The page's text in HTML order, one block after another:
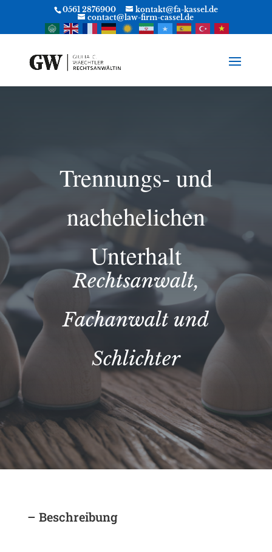
0561 2876900
kontakt@fa-kassel.de
contact@law-firm-cassel.de
Trennungs- und
nachehelichen
Unterhalt
Rechtsanwalt,
Fachanwalt und
Schlichter
– Beschreibung